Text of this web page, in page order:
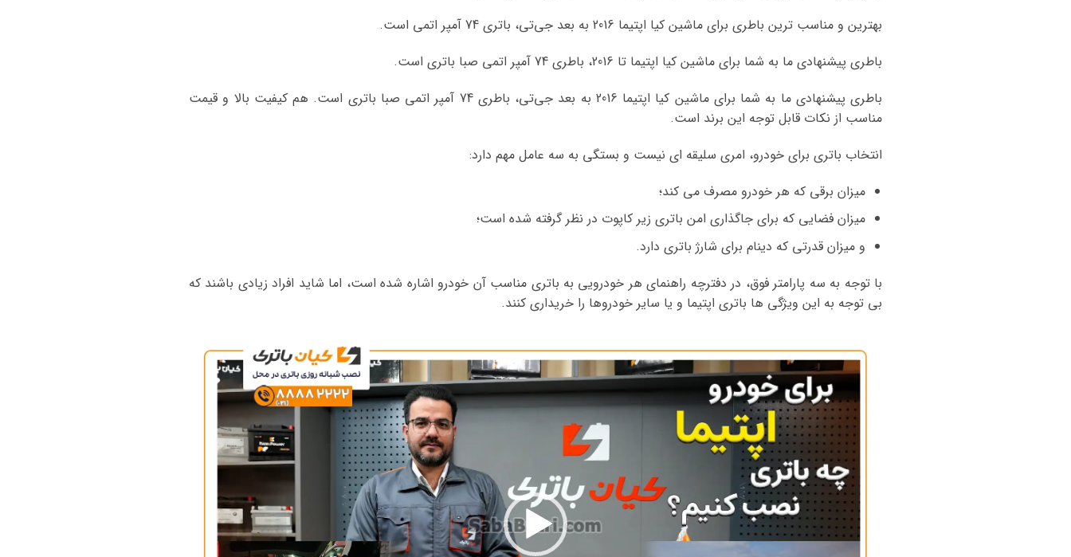
بهترین و مناسب ترین باطری برای ماشین کیا اپتیما 2016 به بعد جی‌تی، باتری 74 آمپر اتمی است.
باطری پیشنهادی ما به شما برای ماشین کیا اپتیما تا 2016، باطری 74 آمپر اتمی صبا باتری است.
باطری پیشنهادی ما به شما برای ماشین کیا اپتیما 2016 به بعد جی‌تی، باطری 74 آمپر اتمی صبا باتری است. هم کیفیت بالا و قیمت
مناسب از نکات قابل توجه این برند است.
انتخاب باتری برای خودرو، امری سلیقه ای نیست و بستگی به سه عامل مهم دارد:
میزان برقی که هر خودرو مصرف می کند؛
میزان فضایی که برای جاگذاری امن باتری زیر کاپوت در نظر گرفته شده است؛
و میزان قدرتی که دینام برای شارژ باتری دارد.
با توجه به سه پارامتر فوق، در دفترچه راهنمای هر خودرویی به باتری مناسب آن خودرو اشاره شده است، اما شاید افراد زیادی باشند که
بی توجه به این ویژگی ها باتری اپتیما و یا سایر خودروها را خریداری کنند.
ویدیو